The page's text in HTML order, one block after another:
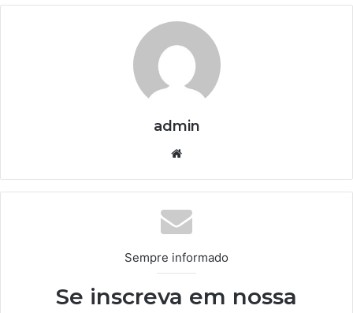
admin
te
Sempre informado
Se inscreva em nossa